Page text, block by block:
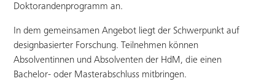
Doktorandenprogramm an.
In dem gemeinsamen Angebot liegt der Schwerpunkt auf
designbasierter Forschung. Teilnehmen können
Absolventinnen und Absolventen der HdM, die einen
Bachelor- oder Masterabschluss mitbringen.